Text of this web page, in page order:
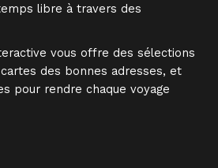
libre à travers des
vous offre des sélections
des bonnes adresses, et
pour rendre chaque voyage